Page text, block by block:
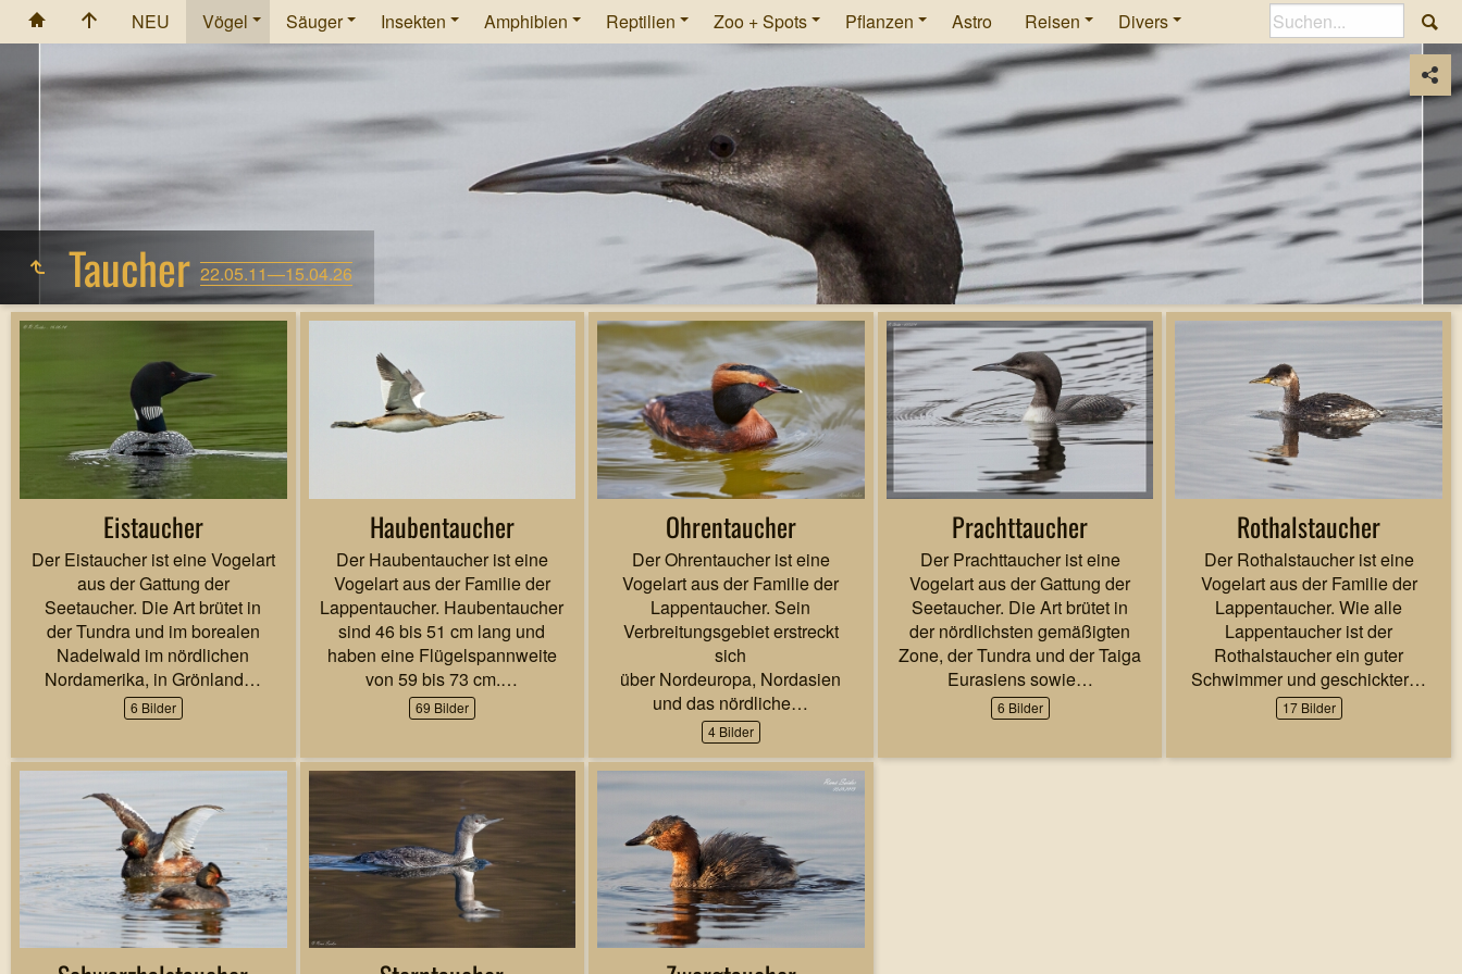
NEU Vögel Säuger Insekten Amphibien Reptilien Zoo + Spots Pflanzen Astro Reisen Divers
Taucher 22.05.11—15.04.26
Eistaucher
Der Eistaucher ist eine Vogelart
aus der Gattung der
Seetaucher. Die Art brütet in
der Tundra und im borealen
Nadelwald im nördlichen
Nordamerika, in Grönland…
6 Bilder
Haubentaucher
Der Haubentaucher ist eine
Vogelart aus der Familie der
Lappentaucher. Haubentaucher
sind 46 bis 51 cm lang und
haben eine Flügelspannweite
von 59 bis 73 cm.…
69 Bilder
Ohrentaucher
Der Ohrentaucher ist eine
Vogelart aus der Familie der
Lappentaucher. Sein
Verbreitungsgebiet erstreckt
sich
über Nordeuropa, Nordasien
und das nördliche…
4 Bilder
Prachttaucher
Der Prachttaucher ist eine
Vogelart aus der Gattung der
Seetaucher. Die Art brütet in
der nördlichsten gemäßigten
Zone, der Tundra und der Taiga
Eurasiens sowie…
6 Bilder
Rothalstaucher
Der Rothalstaucher ist eine
Vogelart aus der Familie der
Lappentaucher. Wie alle
Lappentaucher ist der
Rothalstaucher ein guter
Schwimmer und geschickter…
17 Bilder